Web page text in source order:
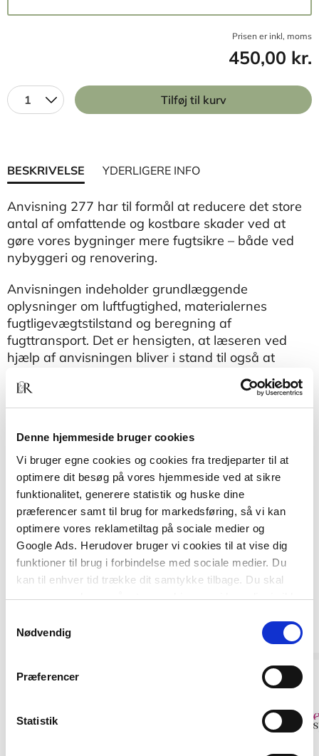
Denne hjemmeside bruger cookies
Vi bruger egne cookies og cookies fra tredjeparter til at
optimere dit besøg på vores hjemmeside ved at sikre
funktionalitet, generere statistik og huske dine
præferencer samt til brug for markedsføring, så vi kan
optimere vores reklametiltag på sociale medier og
Google Ads. Herudover bruger vi cookies til at vise dig
funktioner til brug i forbindelse med sociale medier. Du
kan til enhver tid trække dit samtykke tilbage. Du skal
være opmærksom på, at vores hjemmeside muligvis ikke
tilbagetrækker et samtykke.
Nødvendig
Præferencer
Statistik
Prisen er inkl, moms
450,00 kr.
1 Tilføj til kurv
BESKRIVELSE YDERLIGERE INFO
​Anvisning 277 har til formål at reducere det store
antal af omfattende og kostbare skader ved at
gøre vores bygninger mere fugtsikre – både ved
nybyggeri og renovering.
Anvisningen indeholder grundlæggende
oplysninger om luftfugtighed, materialernes
fugtligevægtstilstand og beregning af
fugttransport. Det er hensigten, at læseren ved
hjælp af anvisningen bliver i stand til også at
konstruktioner, også andre end de viste, samt til at
foreslå udbedring af konstaterede fugtskader.
Anvisningen henvender sig både til projekterende,
rådgivere og udførende.
Andre har også købt